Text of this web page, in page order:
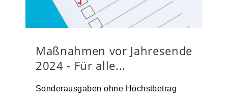
Maßnahmen vor Jahresende
2024 - Für alle...
Sonderausgaben ohne Höchstbetrag